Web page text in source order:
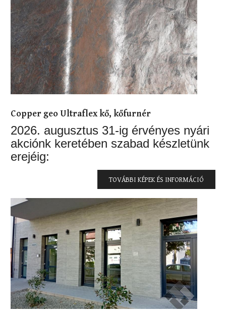
Copper geo Ultraflex kő, kőfurnér
2026. augusztus 31-ig érvényes nyári
akciónk keretében szabad készletünk
erejéig:
TOVÁBBI KÉPEK ÉS INFORMÁCIÓ